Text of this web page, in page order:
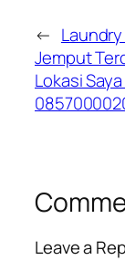
←
Jemput
Lokasi
Leave a